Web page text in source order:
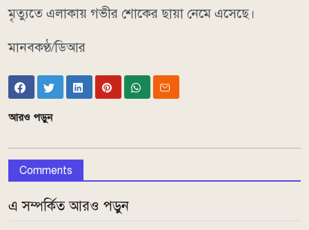
মৃত্যুতে এলাকায় গভীর শোকের ছায়া নেমে এসেছে।
মানবকণ্ঠ/ডিআর
আরও পড়ুন
Comments
এ সম্পর্কিত আরও পড়ুন